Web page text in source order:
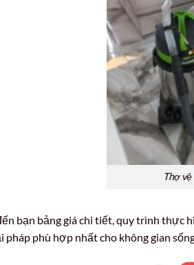
Thợ
bạn bảng giá chi tiết, quy trình thực
phù hợp nhất cho không gian